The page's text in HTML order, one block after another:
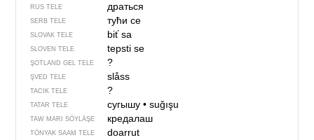
RUS TELE драться
SERB TELE тући се
SLOVAK TELE biť sa
SLOVEN TELE tepsti se
ŞOTLAND GEL TELE ?
ŞVED TELE slåss
TACIK TELE ?
TATAR TELE сугышу• suğışu
TAW MARI SÖYLÄŞE кредалаш
TÖNYAK SAAM TELE doarrut